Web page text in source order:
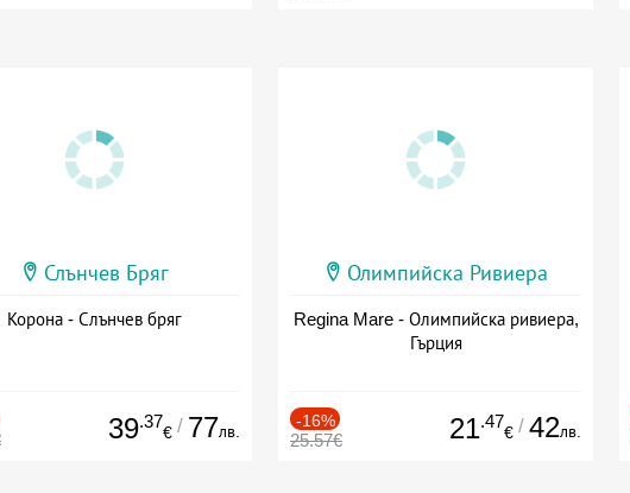
Слънчев Бряг
Корона - Слънчев бряг
39.37
€ / 77лв.
Олимпийска Ривиера
Regina Mare - Олимпийска ривиера,
Гърция
-16%
25.57€ 21.47
€ / 42лв.